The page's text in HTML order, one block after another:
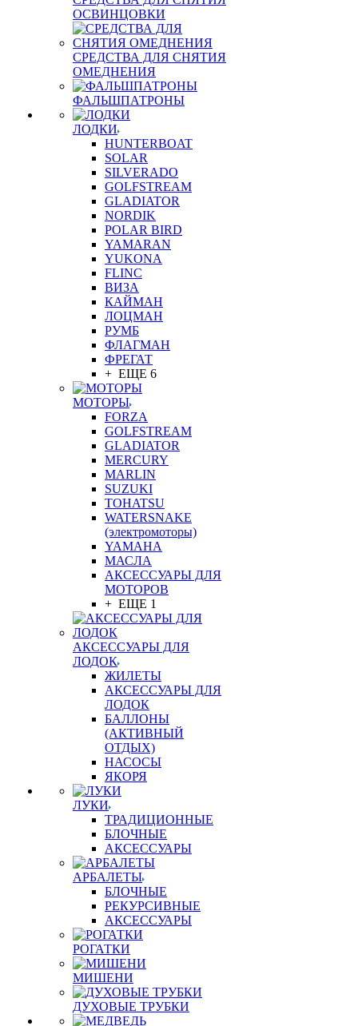
ОСВИНЦОВКИ
СРЕДСТВА ДЛЯ СНЯТИЯ
ОМЕДНЕНИЯ
ФАЛЬШПАТРОНЫ
ЛОДКИ
HUNTERBOAT
SOLAR
SILVERADO
GOLFSTREAM
GLADIATOR
NORDIK
POLAR BIRD
YAMARAN
YUKONA
FLINC
ВИЗА
КАЙМАН
ЛОЦМАН
РУМБ
ФЛАГМАН
ФРЕГАТ
+ ЕЩЕ 6
МОТОРЫ
FORZA
GOLFSTREAM
GLADIATOR
MERCURY
MARLIN
SUZUKI
TOHATSU
WATERSNAKE
(электромоторы)
YAMAHA
МАСЛА
АКСЕССУАРЫ ДЛЯ
МОТОРОВ
+ ЕЩЕ 1
АКСЕССУАРЫ ДЛЯ
ЛОДОК
ЖИЛЕТЫ
АКСЕССУАРЫ ДЛЯ
ЛОДОК
БАЛЛОНЫ
(АКТИВНЫЙ
ОТДЫХ)
НАСОСЫ
ЯКОРЯ
ЛУКИ
ТРАДИЦИОННЫЕ
БЛОЧНЫЕ
АКСЕССУАРЫ
АРБАЛЕТЫ
БЛОЧНЫЕ
РЕКУРСИВНЫЕ
АКСЕССУАРЫ
РОГАТКИ
МИШЕНИ
ДУХОВЫЕ ТРУБКИ